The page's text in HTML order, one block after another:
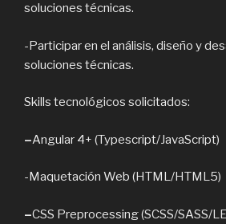
soluciones técnicas.
-Participar en el análisis, diseño y
soluciones técnicas.
Skills tecnológicos solicitados:
–Angular 4+ (Typescript/JavaScript)
-Maquetación Web (HTML/HTML5)
–CSS Preprocessing (SCSS/SASS/